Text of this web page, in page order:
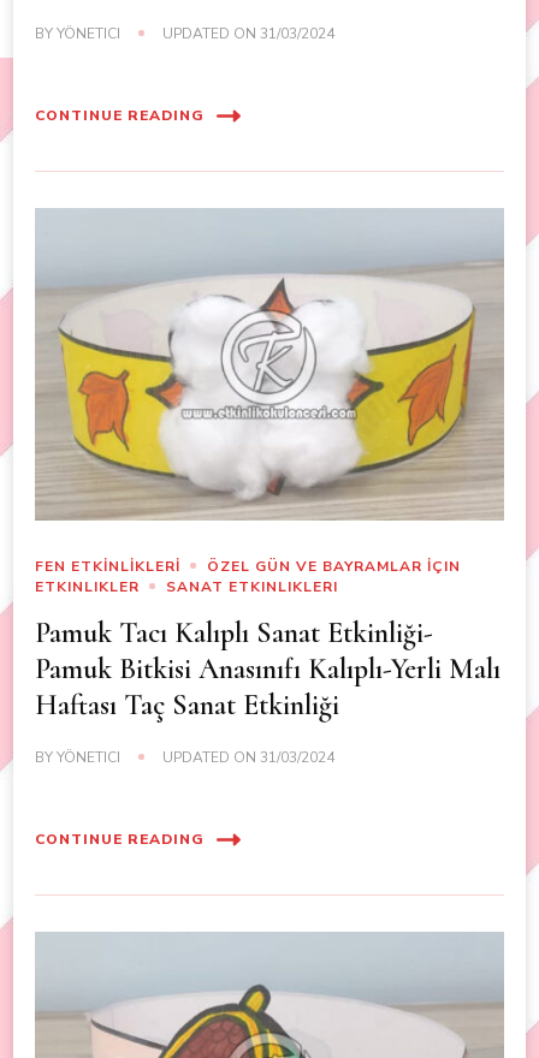
BYYÖNETICI UPDATED ON 31/03/2024
CONTINUE READING
FEN ETKİNLİKLERİ
ÖZEL GÜN VE BAYRAMLAR İÇIN
ETKINLIKLER
SANAT ETKINLIKLERI
Pamuk Tacı Kalıplı Sanat Etkinliği-
Pamuk Bitkisi Anasınıfı Kalıplı-Yerli Malı
Haftası Taç Sanat Etkinliği
BYYÖNETICI UPDATED ON 31/03/2024
CONTINUE READING